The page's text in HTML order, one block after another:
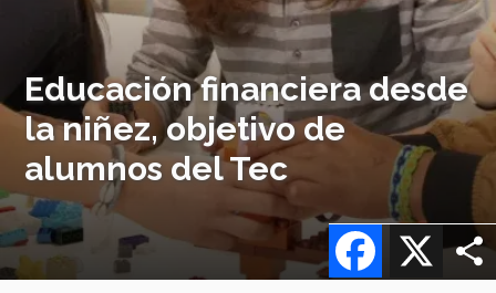
Educación financiera desde
la niñez, objetivo de
alumnos del Tec
X
Facebook